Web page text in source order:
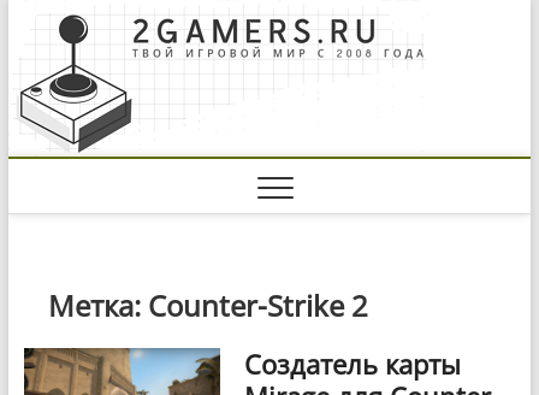
content
Метка: Counter-Strike 2
Создатель карты